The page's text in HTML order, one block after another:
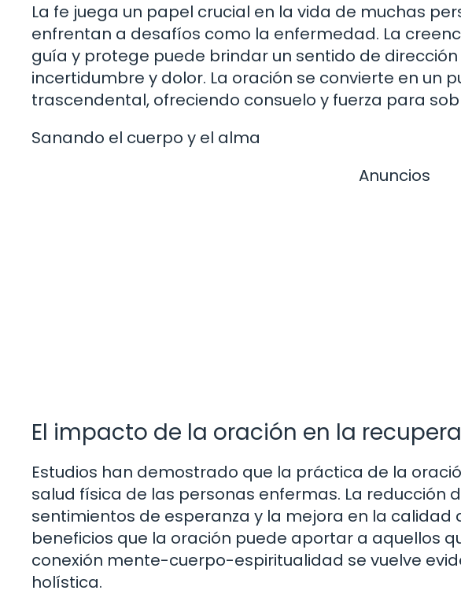
La fe juega un papel crucial en la vida de muchas
enfrentan a desafíos como la enfermedad. La
guía y protege puede brindar un sentido de
incertidumbre y dolor. La oración se convierte en un
trascendental, ofreciendo consuelo y fuerza para
Sanando el cuerpo y el alma
Anuncios
El impacto de la oración en la
Estudios han demostrado que la práctica de la
salud física de las personas enfermas. La reducción
sentimientos de esperanza y la mejora en la calidad
beneficios que la oración puede aportar a aquellos
conexión mente-cuerpo-espiritualidad se vuelve
holística.